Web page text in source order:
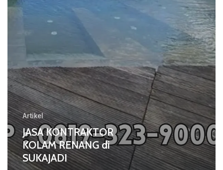
Artikel
JASA KONTRAKTOR
KOLAM RENANG di
SUKAJADI